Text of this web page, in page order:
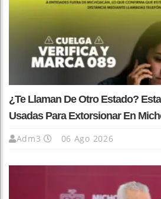
¿Te Llaman De Otro Estado?
Usadas Para Extorsionar En
Adm3 06 Ago 2026